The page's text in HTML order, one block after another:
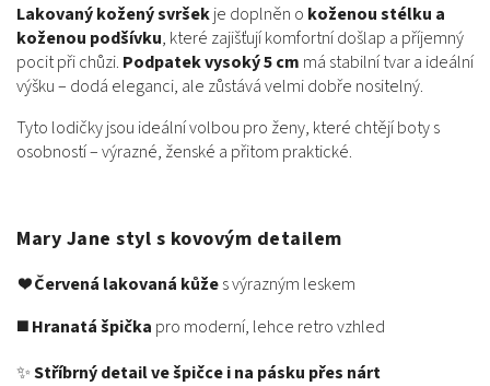
Lakovaný kožený svršekje doplněn o koženou stélku a
koženou podšívku, které zajišťují komfortní došlap a příjemný
pocit při chůzi. Podpatek vysoký 5 cm má stabilní tvar a ideální
výšku – dodá eleganci, ale zůstává velmi dobře nositelný.
Tyto lodičky jsou ideální volbou pro ženy, které chtějí boty s
osobností – výrazné, ženské a přitom praktické.
Mary Jane styl s kovovým detailem
❤️Červená lakovaná kůžes výrazným leskem
◼️Hranatá špička pro moderní, lehce retro vzhled
✨Stříbrný detail ve špičce i na pásku přes nárt